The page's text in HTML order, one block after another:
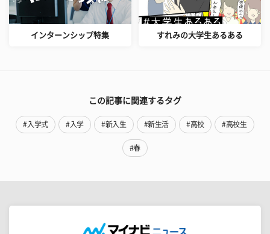
インターンシップ特集 すれみの大学生あるある
この記事に関連するタグ
#入学式 #入学 #新入生 #新生活 #高校 #高校生
#春